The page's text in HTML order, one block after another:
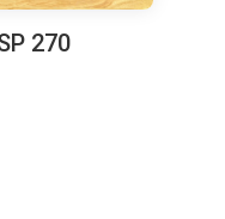
270